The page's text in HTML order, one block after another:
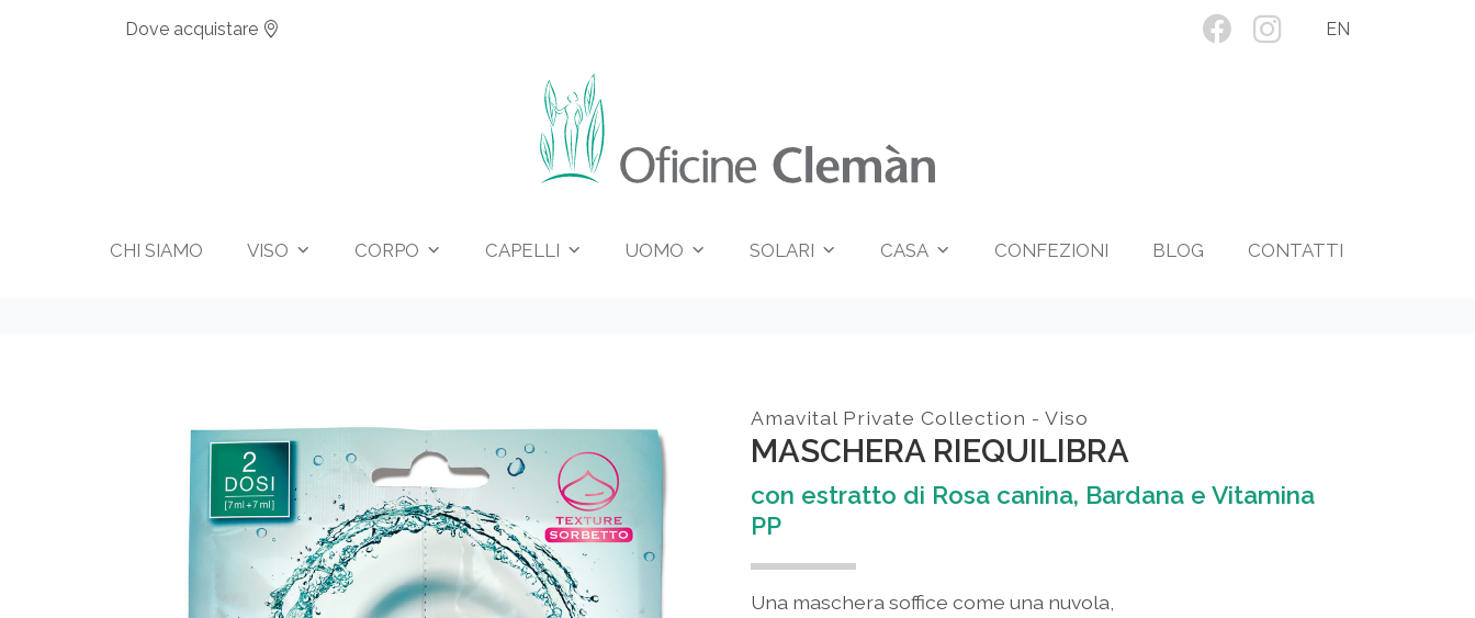
Dove acquistare EN
CHI SIAMO VISO CORPO CAPELLI UOMO SOLARI CASA CONFEZIONI BLOG CONTATTI
Amavital Private Collection - Viso
MASCHERA RIEQUILIBRA
con estratto di Rosa canina, Bardana e Vitamina
PP
Una maschera soffice come una nuvola,